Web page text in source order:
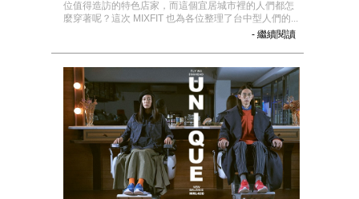
位值得造訪的特色店家，而這個宜居城市裡的人們都怎
麼穿著呢？這次 MIXFIT 也為各位整理了台中型人們的...
- 繼續閱讀